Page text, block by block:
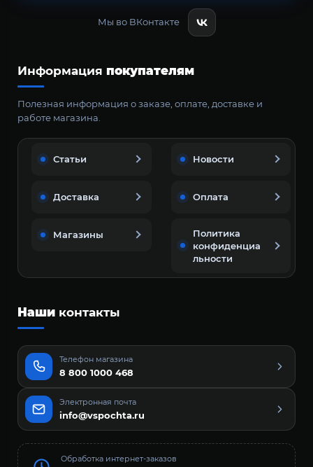
Мы во ВКонтакте
Информация покупателям
Полезная информация о заказе, оплате, доставке и
работе магазина.
Статьи Новости
Доставка Оплата
Магазины
Политика
конфиденциа
льности
Наши контакты
Телефон магазина
8 800 1000 468
Электронная почта
info@vspochta.ru
Обработка интернет-заказов